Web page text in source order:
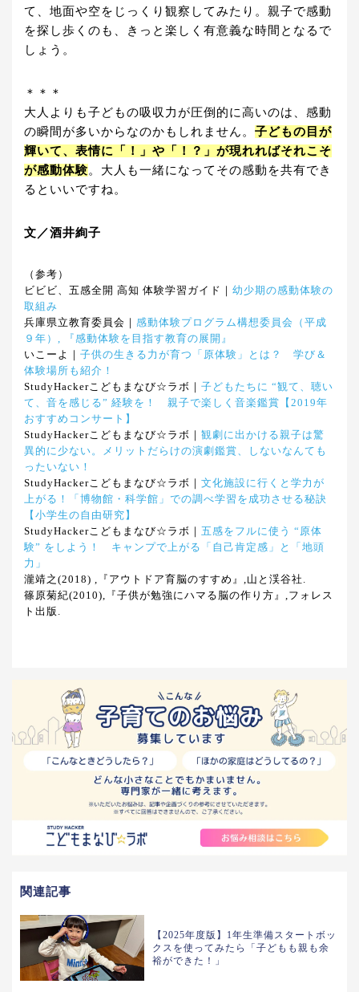
て、地面や空をじっくり観察してみたり。親子で感動
を探し歩くのも、きっと楽しく有意義な時間となるで
しょう。
＊＊＊
大人よりも子どもの吸収力が圧倒的に高いのは、感動
の瞬間が多いからなのかもしれません。 子どもの目が
輝いて、表情に「！」や「！？」が現れればそれこそ
が感動体験。大人も一緒になってその感動を共有でき
るといいですね。
文／酒井絢子
（参考）
ビビビ、五感全開 高知 体験学習ガイド｜ 幼少期の感動体験の
取組み
兵庫県立教育委員会｜ 感動体験プログラム構想委員会（平成
９年）, 『感動体験を目指す教育の展開』
いこーよ｜ 子供の生きる力が育つ「原体験」とは？ 学び＆
体験場所も紹介！
StudyHackerこどもまなび☆ラボ｜ 子どもたちに “観て、聴い
て、音を感じる” 経験を！ 親子で楽しく音楽鑑賞【2019年
おすすめコンサート】
StudyHackerこどもまなび☆ラボ｜ 観劇に出かける親子は驚
異的に少ない。メリットだらけの演劇鑑賞、しないなんても
ったいない！
StudyHackerこどもまなび☆ラボ｜ 文化施設に行くと学力が
上がる！「博物館・科学館」での調べ学習を成功させる秘訣
【小学生の自由研究】
StudyHackerこどもまなび☆ラボ｜ 五感をフルに使う “原体
験” をしよう！ キャンプで上がる「自己肯定感」と「地頭
力」
瀧靖之(2018) ,『アウトドア育脳のすすめ』,山と渓谷社.
篠原菊紀(2010),『子供が勉強にハマる脳の作り方』,フォレス
ト出版.
関連記事
【2025年度版】1年生準備スタートボッ
クスを使ってみたら「子どもも親も余
裕ができた！」